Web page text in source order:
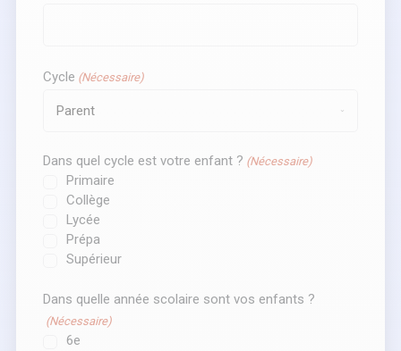
Cycle (Nécessaire)
Dans quel cycle est votre enfant ? (Nécessaire)
Primaire
Collège
Lycée
Prépa
Supérieur
Dans quelle année scolaire sont vos enfants ?
(Nécessaire)
6e